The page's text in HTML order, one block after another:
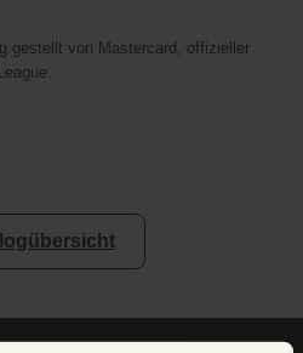
gestellt von Mastercard, offizieller